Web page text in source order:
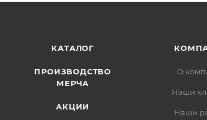
КАТАЛОГ
ПРОИЗВОДСТВО
МЕРЧА
АКЦИИ
О
Наши
Наши